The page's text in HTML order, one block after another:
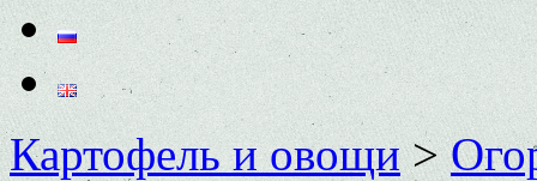
Картофель и овощи>